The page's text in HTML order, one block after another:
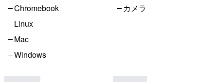
Chromebook
Linux
Mac
Windows
カメラ